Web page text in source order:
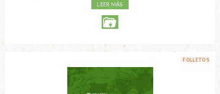
LEER MÁS
FOLLETOS